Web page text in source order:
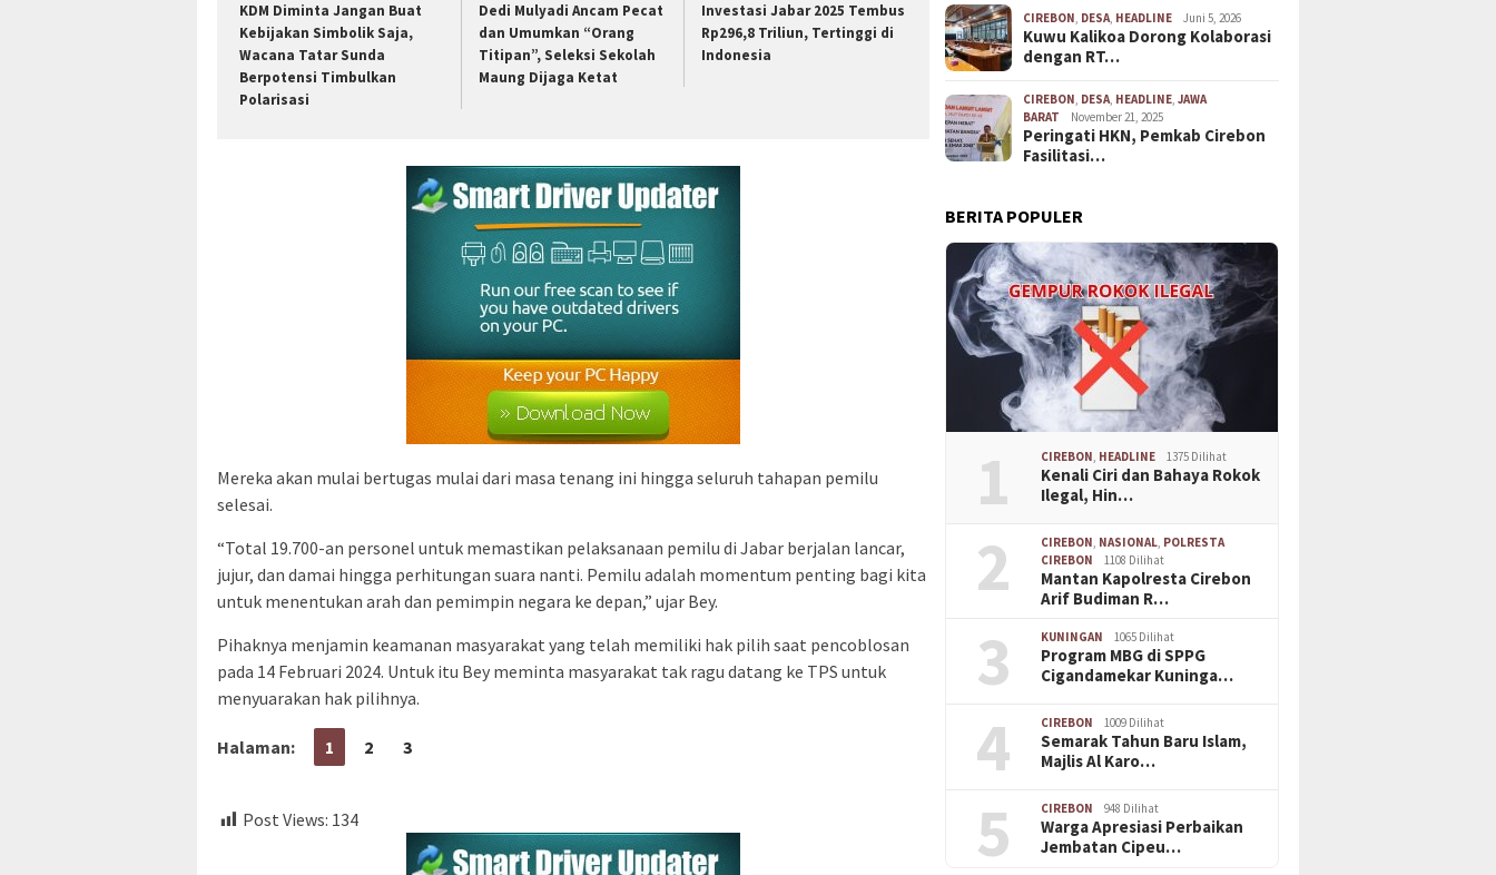
KDM Diminta Jangan Buat
Kebijakan Simbolik Saja,
Wacana Tatar Sunda
Berpotensi Timbulkan
Polarisasi
Dedi Mulyadi Ancam Pecat
dan Umumkan “Orang
Titipan”, Seleksi Sekolah
Maung Dijaga Ketat
Investasi Jabar 2025 Tembus
Rp296,8 Triliun, Tertinggi di
Indonesia
Mereka akan mulai bertugas mulai dari masa tenang ini hingga seluruh tahapan pemilu
selesai.
“Total 19.700-an personel untuk memastikan pelaksanaan pemilu di Jabar berjalan lancar,
jujur, dan damai hingga perhitungan suara nanti. Pemilu adalah momentum penting bagi kita
untuk menentukan arah dan pemimpin negara ke depan,” ujar Bey.
Pihaknya menjamin keamanan masyarakat yang telah memiliki hak pilih saat pencoblosan
pada 14 Februari 2024. Untuk itu Bey meminta masyarakat tak ragu datang ke TPS untuk
menyuarakan hak pilihnya.
Halaman: 1 2 3
Post Views: 134
CIREBON, DESA, HEADLINE Juni 5, 2026
Kuwu Kalikoa Dorong Kolaborasi
dengan RT…
CIREBON, DESA, HEADLINE,JAWA
BARAT
November 21, 2025
Peringati HKN, Pemkab Cirebon
Fasilitasi…
BERITA POPULER
1 CIREBON HEADLINE 1375 Dilihat
Kenali Ciri dan Bahaya Rokok
Ilegal, Hin…
2 CIREBON NASIONAL POLRESTA
CIREBON
1108 Dilihat
Mantan Kapolresta Cirebon
Arif Budiman R…
3 KUNINGAN 1065 Dilihat
Program MBG di SPPG
Cigandamekar Kuninga…
4 CIREBON 1009 Dilihat
Semarak Tahun Baru Islam,
Majlis Al Karo…
5 CIREBON 948 Dilihat
Warga Apresiasi Perbaikan
Jembatan Cipeu…